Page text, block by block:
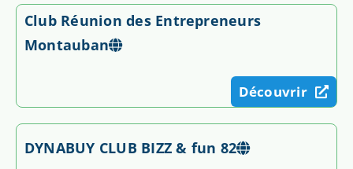
Club Réunion des Entrepreneurs
Montauban
Découvrir
DYNABUY CLUB BIZZ & fun 82